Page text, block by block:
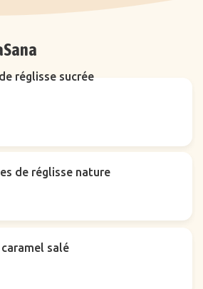
réglisse sucrée
de réglisse nature
caramel salé